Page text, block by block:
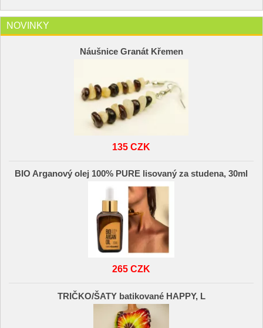
NOVINKY
Náušnice Granát Křemen
135 CZK
BIO Arganový olej 100% PURE lisovaný za studena, 30ml
265 CZK
TRIČKO/ŠATY batikované HAPPY, L